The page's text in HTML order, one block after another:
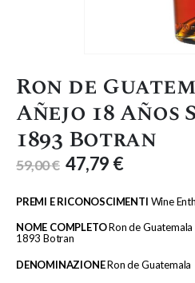
Ron de
Añejo 18 Años
1893 Botran
59,00€ 47,79 €
PREMI E RICONOSCIMENTI Wine
NOME COMPLETORon de
1893 Botran
DENOMINAZIONERon de Guatemala